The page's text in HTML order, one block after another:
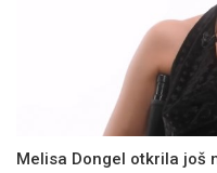
Melisa Dongel otkrila još